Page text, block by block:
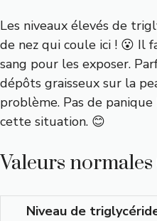
Les niveaux élevés de
de nez qui coule ici ! 😮 Il
sang pour les exposer.
dépôts graisseux sur la
problème. Pas de panique
cette situation. 😊
Valeurs
Niveau de